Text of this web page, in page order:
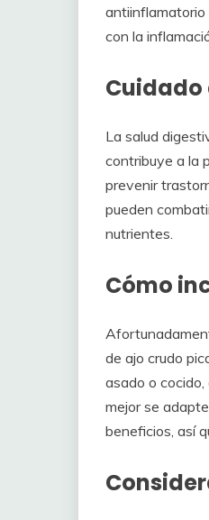
antiinflamatorio
con la
La salud
contribuye a la
prevenir
pueden
nutrientes.
Cómo
de ajo crudo
asado o
mejor se
beneficios, así